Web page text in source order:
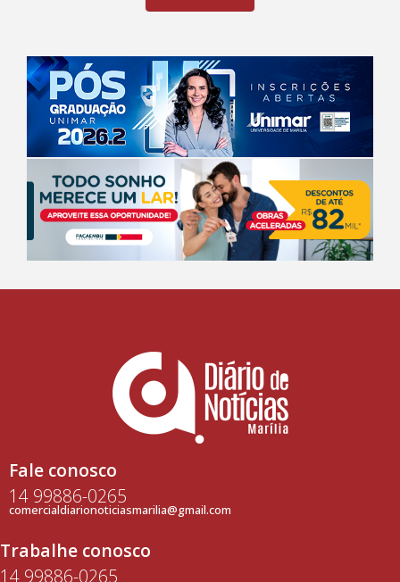
Fale conosco
14 99886-0265
comercialdiarionoticiasmarilia@gmail.com
Trabalhe conosco
14 99886-0265